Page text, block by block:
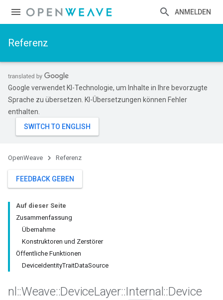
ANMELDEN
Referenz
Google verwendet KI-Technologie, um Inhalte in Ihre bevorzugte
Sprache zu übersetzen. KI-Übersetzungen können Fehler
enthalten.
OpenWeave Referenz
FEEDBACK GEBEN
Auf dieser Seite
Zusammenfassung
Übernahme
Konstruktoren und Zerstörer
Öffentliche Funktionen
DeviceIdentityTraitDataSource
nl ::Weave::DeviceLayer::Internal ::Device